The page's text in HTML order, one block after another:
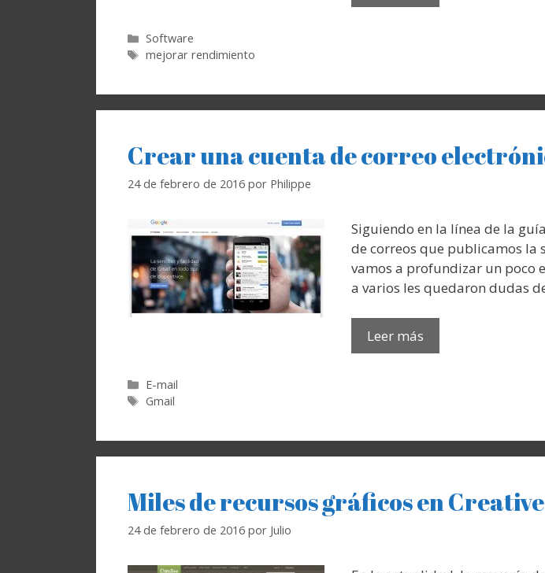
Categorías
Software
Etiquetas
mejorar rendimiento
Crear una cuenta de correo
24 de febrero de 2016 por Philippe
Siguiendo en la línea de la
de correos que publicamos la
vamos a profundizar un poco
a varios les quedaron dudas
Leer más
Categorías
E-mail
Etiquetas
Gmail
Miles de recursos gráficos en
24 de febrero de 2016 por Julio